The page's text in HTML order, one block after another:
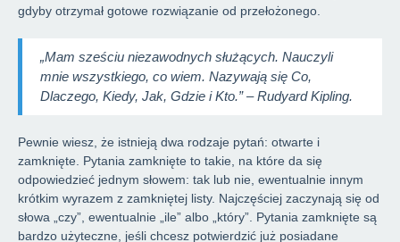
gdyby otrzymał gotowe rozwiązanie od przełożonego.
„Mam sześciu niezawodnych służących. Nauczyli
mnie wszystkiego, co wiem. Nazywają się Co,
Dlaczego, Kiedy, Jak, Gdzie i Kto.” – Rudyard Kipling.
Pewnie wiesz, że istnieją dwa rodzaje pytań: otwarte i
zamknięte. Pytania zamknięte to takie, na które da się
odpowiedzieć jednym słowem: tak lub nie, ewentualnie innym
krótkim wyrazem z zamkniętej listy. Najczęściej zaczynają się od
słowa „czy”, ewentualnie „ile” albo „który”. Pytania zamknięte są
bardzo użyteczne, jeśli chcesz potwierdzić już posiadane